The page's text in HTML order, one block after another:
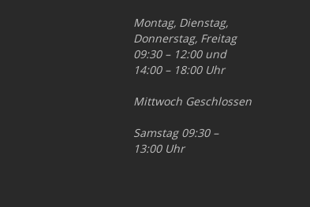
Montag, Dienstag,
Donnerstag, Freitag
09:30 – 12:00 und
14:00 – 18:00 Uhr
Mittwoch Geschlossen
Samstag 09:30 –
13:00 Uhr